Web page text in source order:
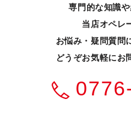
専門的な知識や
当店オペレ
お悩み・疑問質問
どうぞお気軽にお